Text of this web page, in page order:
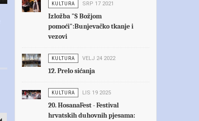
KULTURA SRP 17 2021
Izložba "S Božjom
pomoći":Bunjevačko tkanje i
vezovi
KULTURA VELJ 24 2022
12. Prelo sićanja
KULTURA LIS 19 2025
20. HosanaFest - Festival
hrvatskih duhovnih pjesama: